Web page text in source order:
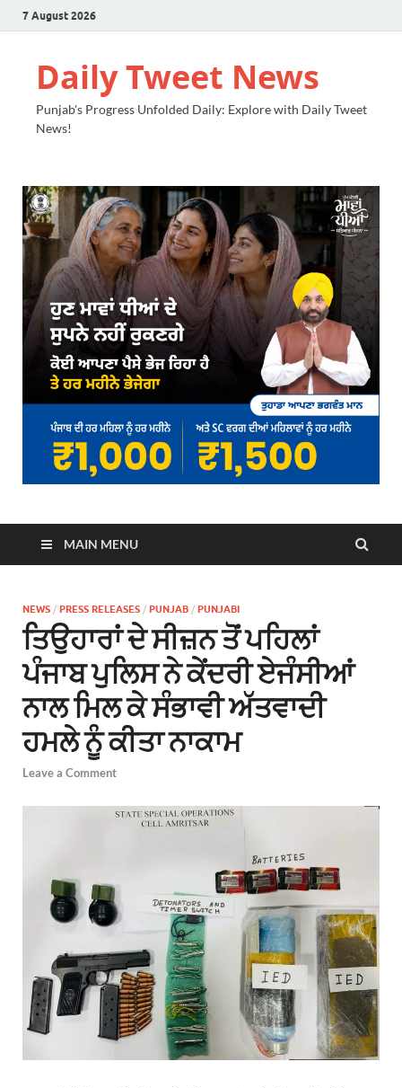
7 August 2026
Daily Tweet News
Punjab's Progress Unfolded Daily: Explore with Daily Tweet
News!
MAIN MENU
NEWS / PRESS RELEASES / PUNJAB / PUNJABI
ਤਿਉਹਾਰਾਂ ਦੇ ਸੀਜ਼ਨ ਤੋਂ ਪਹਿਲਾਂ
ਪੰਜਾਬ ਪੁਲਿਸ ਨੇ ਕੇਂਦਰੀ ਏਜੰਸੀਆਂ
ਨਾਲ ਮਿਲ ਕੇ ਸੰਭਾਵੀ ਅੱਤਵਾਦੀ
ਹਮਲੇ ਨੂੰ ਕੀਤਾ ਨਾਕਾਮ
Leave a Comment